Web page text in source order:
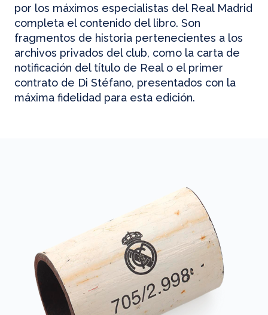
por los máximos especialistas del Real Madrid
completa el contenido del libro. Son
fragmentos de historia pertenecientes a los
archivos privados del club, como la carta de
notificación del título de Real o el primer
contrato de Di Stéfano, presentados con la
máxima fidelidad para esta edición.